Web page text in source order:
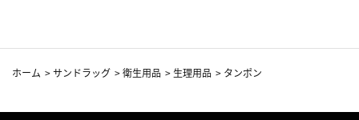
ホーム >サンドラッグ >衛生用品 > 生理用品 > タンポン